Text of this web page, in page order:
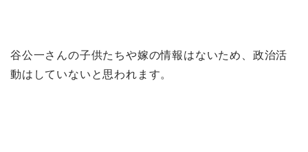
谷公一さんの子供たちや嫁の情報はないため、政治活
動はしていないと思われます。